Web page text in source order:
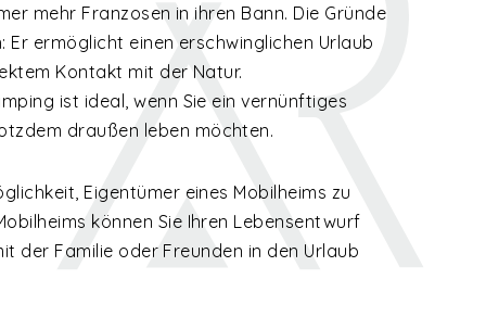
mehr Franzosen in ihren Bann. Die Gründe
Er ermöglicht einen erschwinglichen Urlaub
Kontakt mit der Natur.
ist ideal, wenn Sie ein vernünftiges
draußen leben möchten.
Eigentümer eines Mobilheims zu
können Sie Ihren Lebensentwurf
der Familie oder Freunden in den Urlaub